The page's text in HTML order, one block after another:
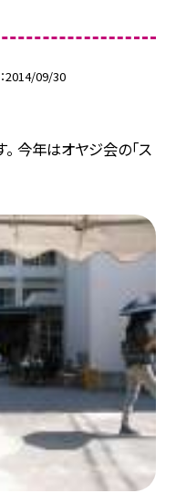
2014/09/30
今年はオヤジ会の「ス